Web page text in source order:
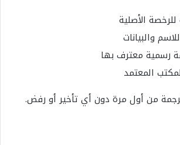
الأصلية
والبيانات
رسمية معترف بها
المعتمد
من أول مرة دون أي تأخير أو رفض.